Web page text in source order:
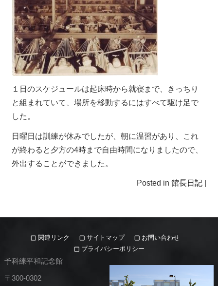
１日のスケジュールは起床時から就寝まで、きっちり
と組まれていて、場所を移動するにはすべて駆け足で
した。
日曜日は訓練が休みでしたが、朝に温習があり、これ
が終わると夕方の4時まで自由時間になりましたので、
外出することができました。
Posted in 館長日記|
予科練平和記念館
〒300-0302
関連リンク サイトマップ
お問い合わせ
プライバシーポリシー